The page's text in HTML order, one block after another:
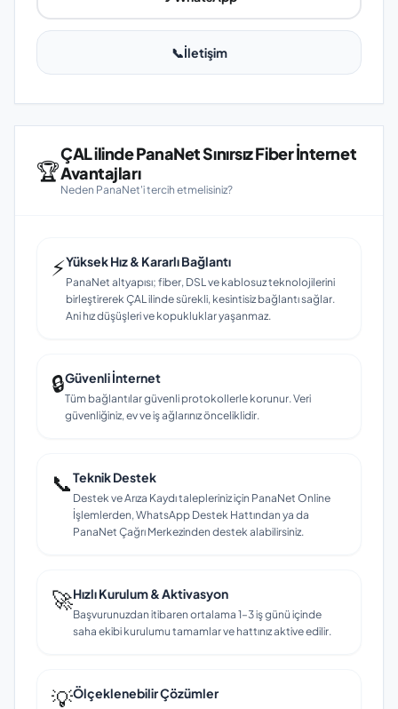
📞İletişim
🏆
ÇAL ilinde PanaNet Sınırsız Fiber İnternet
Avantajları
Neden PanaNet'i tercih etmelisiniz?
⚡Yüksek Hız & Kararlı Bağlantı
PanaNet altyapısı; fiber, DSL ve kablosuz teknolojilerini
birleştirerek ÇAL ilinde sürekli, kesintisiz bağlantı sağlar.
Ani hız düşüşleri ve kopukluklar yaşanmaz.
🔒Güvenli İnternet
Tüm bağlantılar güvenli protokollerle korunur. Veri
güvenliğiniz, ev ve iş ağlarınız önceliklidir.
📞Teknik Destek
Destek ve Arıza Kaydı talepleriniz için PanaNet Online
İşlemlerden, WhatsApp Destek Hattından ya da
PanaNet Çağrı Merkezinden destek alabilirsiniz.
🚀Hızlı Kurulum & Aktivasyon
Başvurunuzdan itibaren ortalama 1–3 iş günü içinde
saha ekibi kurulumu tamamlar ve hattınız aktive edilir.
💡Ölçeklenebilir Çözümler